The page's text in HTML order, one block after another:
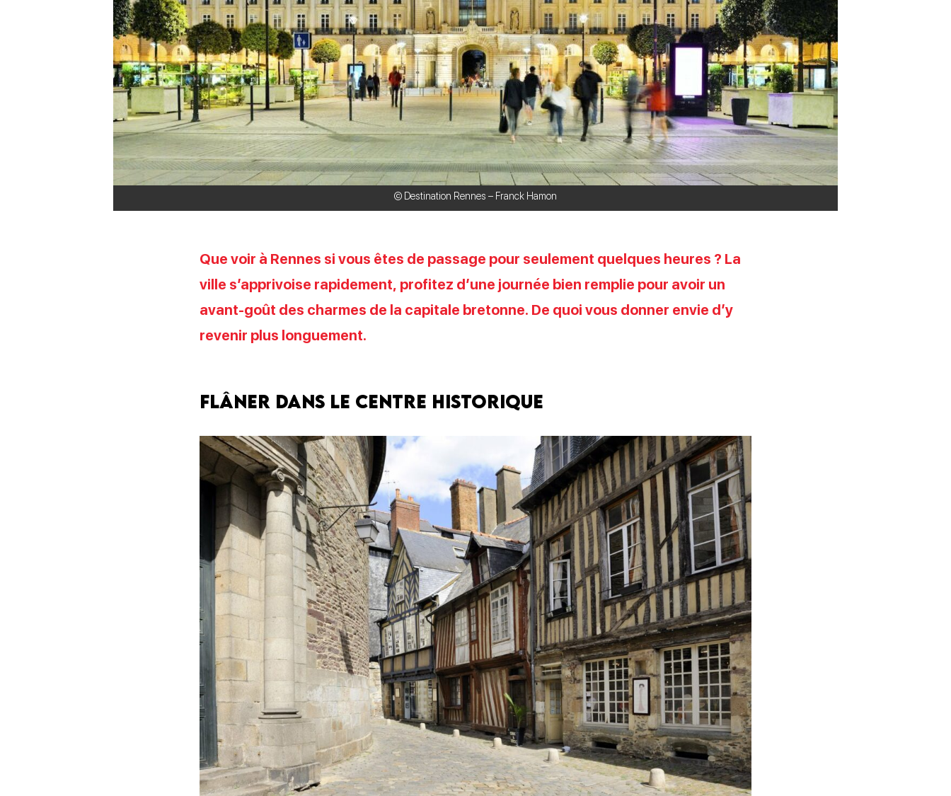
© Destination Rennes – Franck Hamon
Que voir à Rennes si vous êtes de passage pour seulement quelques heures ? La
ville s’apprivoise rapidement, profitez d’une journée bien remplie pour avoir un
avant-goût des charmes de la capitale bretonne. De quoi vous donner envie d’y
revenir plus longuement.
Flâner dans le centre historique